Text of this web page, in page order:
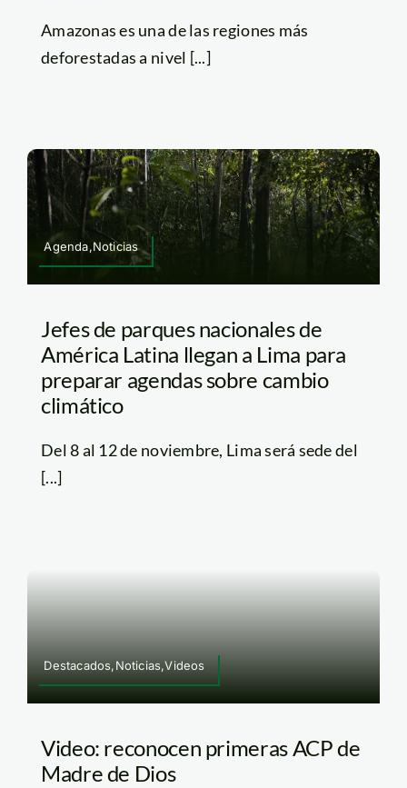
Amazonas es una de las regiones más
deforestadas a nivel [...]
Agenda,Noticias
Jefes de parques nacionales de
América Latina llegan a Lima para
preparar agendas sobre cambio
climático
Del 8 al 12 de noviembre, Lima será sede del
[...]
Destacados,Noticias,Videos
Video: reconocen primeras ACP de
Madre de Dios